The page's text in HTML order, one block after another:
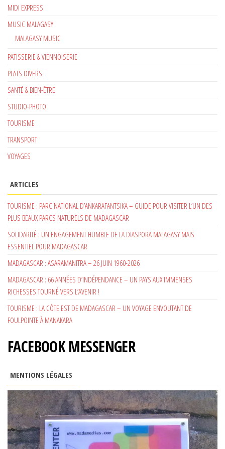
MIDI EXPRESS
MUSIC MALAGASY
MALAGASY MUSIC
PATISSERIE & VIENNOISERIE
PLATS DIVERS
SANTÉ & BIEN-ÊTRE
STUDIO-PHOTO
TOURISME
TRANSPORT
VOYAGES
ARTICLES
TOURISME : PARC NATIONAL D’ANKARAFANTSIKA – GUIDE POUR VISITER L’UN DES
PLUS BEAUX PARCS NATURELS DE MADAGASCAR
SOLIDARITÉ : UN ENGAGEMENT HUMBLE DE LA DIASPORA MALAGASY MAIS
ESSENTIEL POUR MADAGASCAR
MADAGASCAR : ASARAMANITRA – 26 JUIN 1960-2026
MADAGASCAR : 66 ANNÉES D’INDÉPENDANCE – UN PAYS AUX IMMENSES
RICHESSES TOURNÉ VERS L’AVENIR !
TOURISME : LA CÔTE EST DE MADAGASCAR – UN VOYAGE ENVOUTANT DE
FOULPOINTE À MANAKARA
FACEBOOK MESSENGER
MENTIONS LÉGALES